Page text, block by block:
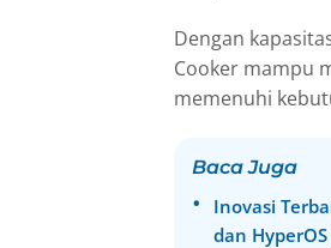
Dengan
Cooker mampu
memenuhi
Baca Juga
Inovasi
dan